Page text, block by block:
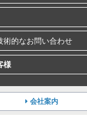
術的なお問い合わせ
様
会社案内